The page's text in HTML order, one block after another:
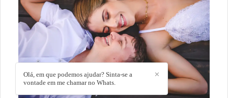
✕
Olá, em que podemos ajudar? Sinta-se a
vontade em me chamar no Whats.